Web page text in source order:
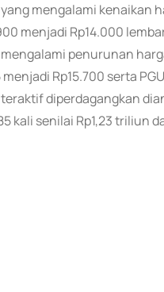
mengalami kenaikan
menjadi Rp14.000
penurunan
menjadi Rp15.700 serta
diperdagangkan
kali senilai Rp1,23 triliun